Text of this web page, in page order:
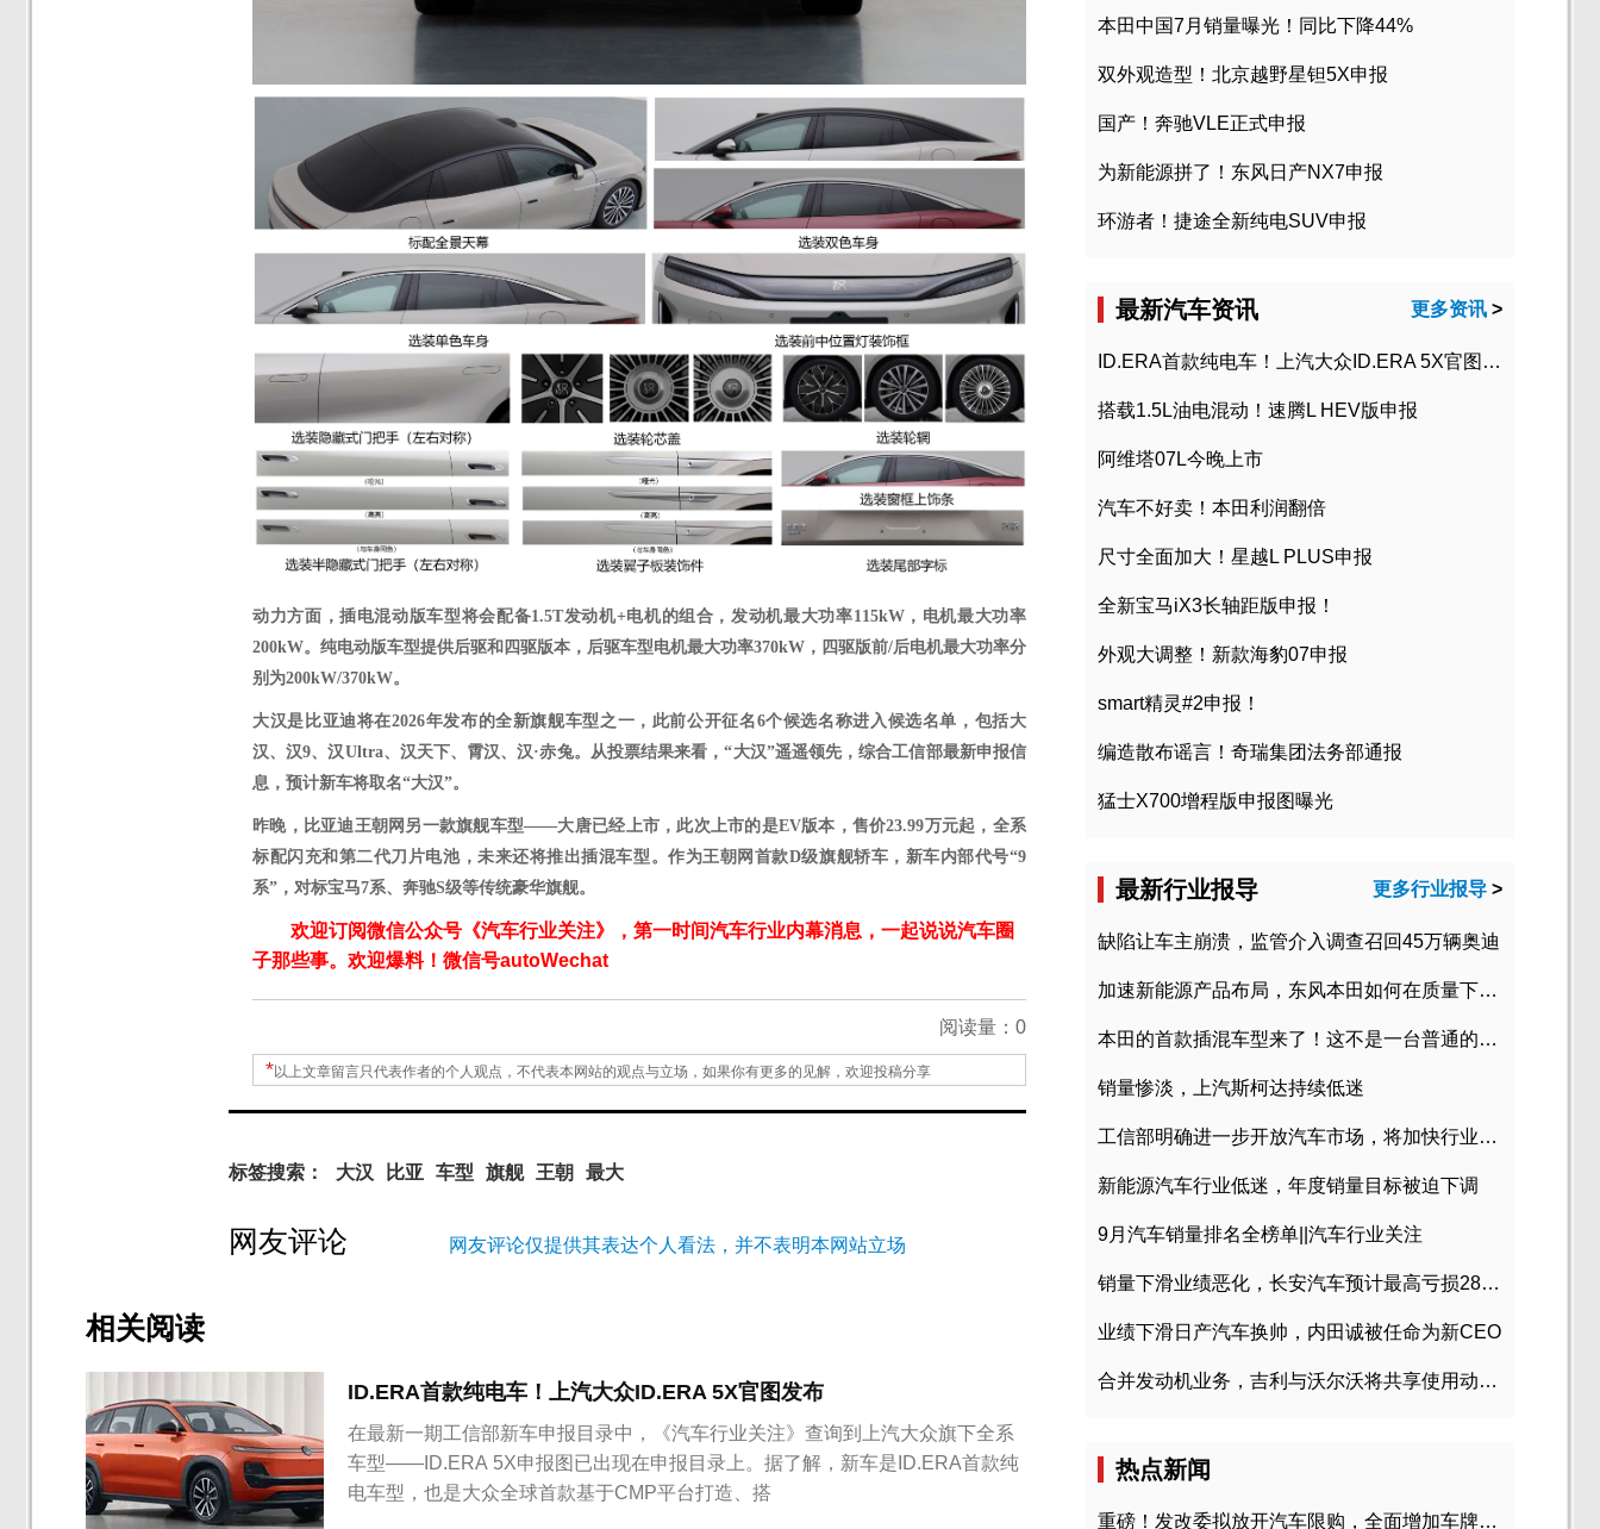
动力方面，插电混动版车型将会配备1.5T发动机+电机的组合，发动机最大功率115kW，电机最大功率
200kW。 纯电动版车型提供后驱和四驱版本，后驱车型电机最大功率370kW，四驱版前/后电机最大功率分
别为200kW/370kW。
大汉是比亚迪将在2026年发布的全新旗舰车型之一，此前公开征名6个候选名称进入候选名单，包括大
汉、汉9、汉Ultra、汉天下、霄汉、汉·赤兔。从投票结果来看，“大汉”遥遥领先，综合工信部最新申报信
息，预计新车将取名“大汉”。
昨晚，比亚迪王朝网另一款旗舰车型——大唐已经上市，此次上市的是EV版本，售价23.99万元起，全系
标配闪充和第二代刀片电池，未来还将推出插混车型。作为王朝网首款D级旗舰轿车，新车内部代号“9
系”，对标宝马7系、奔驰S级等传统豪华旗舰。
欢迎订阅微信公众号《汽车行业关注》，第一时间汽车行业内幕消息，一起说说汽车圈
子那些事。欢迎爆料！微信号autoWechat
阅读量： 0
*以上文章留言只代表作者的个人观点，不代表本网站的观点与立场，如果你有更多的见解，欢迎投稿分享
标签搜索： 大汉 比亚 车型 旗舰 王朝 最大
网友评论 网友评论仅提供其表达个人看法，并不表明本网站立场
相关阅读
ID.ERA首款纯电车！上汽大众ID.ERA 5X官图发布
在最新一期工信部新车申报目录中，《汽车行业关注》查询到上汽大众旗下全系
车型——ID.ERA 5X申报图已出现在申报目录上。据了解，新车是ID.ERA首款纯
电车型，也是大众全球首款基于CMP平台打造、搭
本田中国7月销量曝光！同比下降44%
双外观造型！北京越野星钽5X申报
国产！奔驰VLE正式申报
为新能源拼了！东风日产NX7申报
环游者！捷途全新纯电SUV申报
最新汽车资讯 更多资讯 >
ID.ERA首款纯电车！上汽大众ID.ERA 5X官图发布
搭载1.5L油电混动！速腾L HEV版申报
阿维塔07L今晚上市
汽车不好卖！本田利润翻倍
尺寸全面加大！星越L PLUS申报
全新宝马iX3长轴距版申报！
外观大调整！新款海豹07申报
smart精灵#2申报！
编造散布谣言！奇瑞集团法务部通报
猛士X700增程版申报图曝光
最新行业报导 更多行业报导 >
缺陷让车主崩溃，监管介入调查召回45万辆奥迪
加速新能源产品布局，东风本田如何在质量下转型？
本田的首款插混车型来了！这不是一台普通的CR-V
销量惨淡，上汽斯柯达持续低迷
工信部明确进一步开放汽车市场，将加快行业兼并重组
新能源汽车行业低迷，年度销量目标被迫下调
9月汽车销量排名全榜单||汽车行业关注
销量下滑业绩恶化，长安汽车预计最高亏损28亿元
业绩下滑日产汽车换帅，内田诚被任命为新CEO
合并发动机业务，吉利与沃尔沃将共享使用动力总成
热点新闻
重磅！发改委拟放开汽车限购，全面增加车牌指标